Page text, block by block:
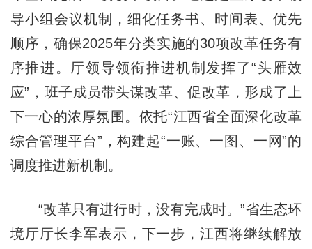
导小组会议机制，细化任务书、时间表、优先
顺序 ，确保2025年分类实施的30项改革任务有
序推进。厅领导领衔推进机制发挥了“头雁效
应”，班子成员带头谋改革、促改革，形成了上
下一心的浓厚氛围。依托“江西省全面深化改革
综合管理平台”，构建起“一账、一图、一网”的
调度推进新机制。
“改革只有进行时，没有完成时。”省生态环
境厅厅长李军表示，下一步，江西将继续解放